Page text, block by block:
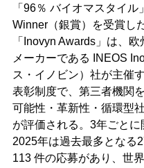
「96％ バイオマスタイル
Winner（銀賞）を受賞し
「Inovyn Awards」は、
メーカーである INEOS
ス・イノビン）社が主催
表彰制度で、第三者機関
可能性・革新性・循環型
が評価される。3年ごとに
2025年は過去最多となる
113 件の応募があり、世